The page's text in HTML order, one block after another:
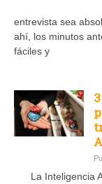
entrevista sea
ahí, los minutos
fáciles y
La Inteligencia